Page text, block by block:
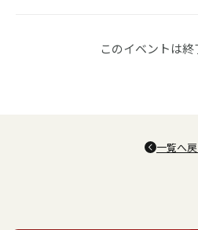
このイベントは
一覧へ